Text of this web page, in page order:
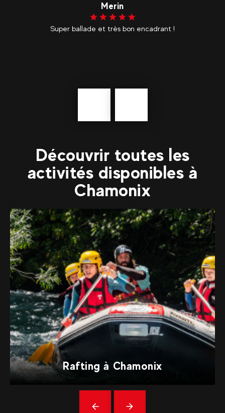
Merin
Super ballade et très bon encadrant !
Découvrir toutes les
activités disponibles à
Chamonix
Rafting à Chamonix
Précédent
En